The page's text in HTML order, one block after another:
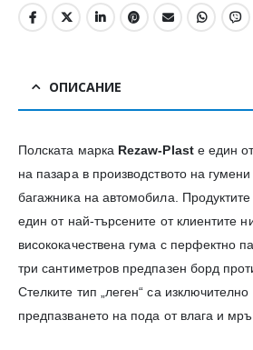
ОПИСАНИЕ
Полската марка Rezaw-Plastе един
на пазара в производството на гумени
багажника на автомобила.
един от най-търсените от клиентите
висококачествена гума с перфектно
три сантиметров предпазен борд
Стелките тип „леген“ са
предпазването на пода от влага и